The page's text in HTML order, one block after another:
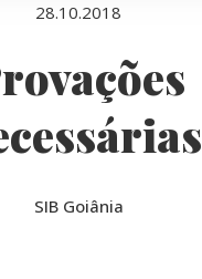
28.10.2018
SIB Goiânia